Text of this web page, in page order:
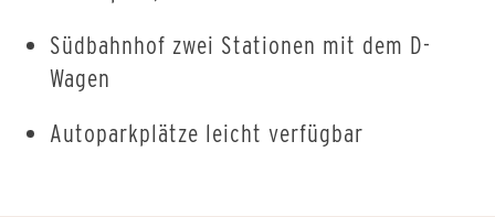
Südbahnhof zwei Stationen mit dem D-
Wagen
Autoparkplätze leicht verfügbar